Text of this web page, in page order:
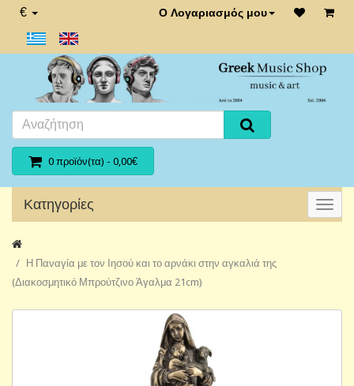
€ Ο Λογαριασμός μου
0 προϊόν(τα) - 0,00€
Κατηγορίες
Η Παναγία με τον Ιησού και το αρνάκι στην αγκαλιά της
(Διακοσμητικό Μπρούτζινο Άγαλμα 21cm)